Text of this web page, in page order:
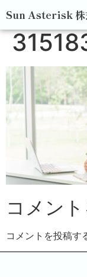
Sun Asterisk 株
コメン
コメントを投稿す